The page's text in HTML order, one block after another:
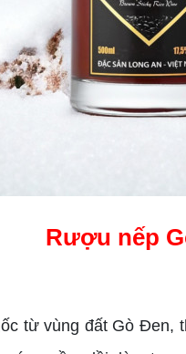
Rượu nếp
từ vùng đất Gò Đen,